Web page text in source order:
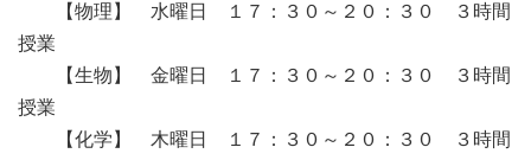
【物理】 水曜日 １７：３０～２０：３０ ３時間
授業
【生物】 金曜日 １７：３０～２０：３０ ３時間
授業
【化学】 木曜日 １７：３０～２０：３０ ３時間